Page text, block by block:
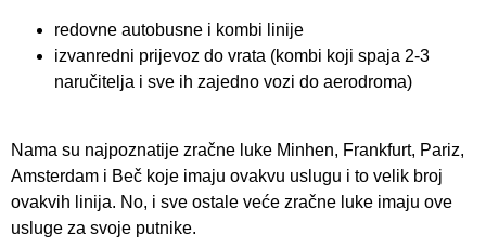
redovne autobusne i kombi linije
izvanredni prijevoz do vrata (kombi koji spaja 2-3
naručitelja i sve ih zajedno vozi do aerodroma)
Nama su najpoznatije zračne luke Minhen, Frankfurt, Pariz,
Amsterdam i Beč koje imaju ovakvu uslugu i to velik broj
ovakvih linija. No, i sve ostale veće zračne luke imaju ove
usluge za svoje putnike.